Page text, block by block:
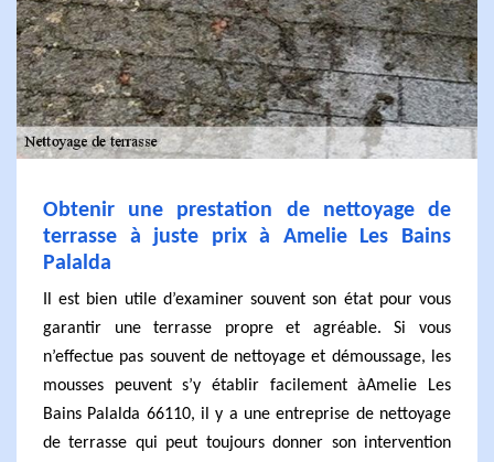
Obtenir une prestation de nettoyage de
terrasse à juste prix à Amelie Les Bains
Palalda
Il est bien utile d’examiner souvent son état pour vous
garantir une terrasse propre et agréable. Si vous
n’effectue pas souvent de nettoyage et démoussage, les
mousses peuvent s’y établir facilement àAmelie Les
Bains Palalda 66110, il y a une entreprise de nettoyage
de terrasse qui peut toujours donner son intervention